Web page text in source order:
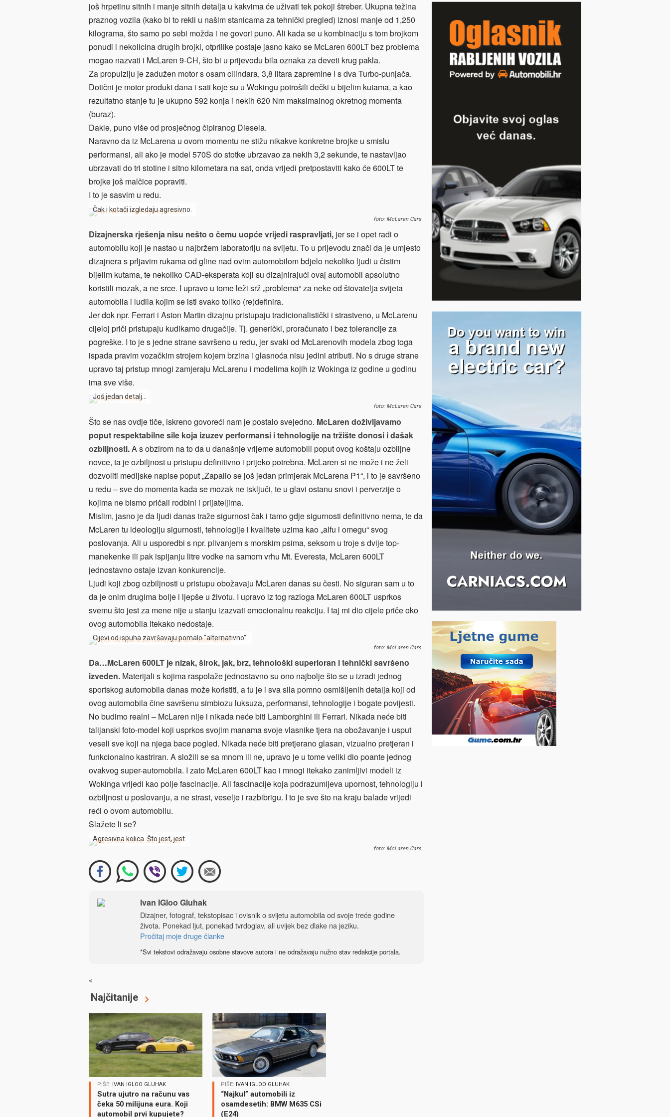
još hrpetinu sitnih i manje sitnih detalja u kakvima će uživati tek pokoji štreber. Ukupna težina
praznog vozila (kako bi to rekli u našim stanicama za tehnički pregled) iznosi manje od 1,250
kilograma, što samo po sebi možda i ne govori puno. Ali kada se u kombinaciju s tom brojkom
ponudi i nekolicina drugih brojki, otprilike postaje jasno kako se McLaren 600LT bez problema
mogao nazvati i McLaren 9-CH, što bi u prijevodu bila oznaka za deveti krug pakla.
Za propulziju je zadužen motor s osam cilindara, 3,8 litara zapremine i s dva Turbo-punjača.
Dotični je motor produkt dana i sati koje su u Wokingu potrošili dečki u bijelim kutama, a kao
rezultatno stanje tu je ukupno 592 konja i nekih 620 Nm maksimalnog okretnog momenta
(buraz).
Dakle, puno više od prosječnog čipiranog Diesela.
Naravno da iz McLarena u ovom momentu ne stižu nikakve konkretne brojke u smislu
performansi, ali ako je model 570S do stotke ubrzavao za nekih 3,2 sekunde, te nastavljao
ubrzavati do tri stotine i sitno kilometara na sat, onda vrijedi pretpostaviti kako će 600LT te
brojke još malčice popraviti.
I to je sasvim u redu.
Čak i kotači izgledaju agresivno.
foto: McLaren Cars
Dizajnerska rješenja nisu nešto o čemu uopće vrijedi raspravljati, jer se i opet radi o
automobilu koji je nastao u najbržem laboratoriju na svijetu. To u prijevodu znači da je umjesto
dizajnera s prljavim rukama od gline nad ovim automobilom bdjelo nekoliko ljudi u čistim
bijelim kutama, te nekoliko CAD-eksperata koji su dizajnirajući ovaj automobil apsolutno
koristili mozak, a ne srce. I upravo u tome leži srž „problema“ za neke od štovatelja svijeta
automobila i ludila kojim se isti svako toliko (re)definira.
Jer dok npr. Ferrari i Aston Martin dizajnu pristupaju tradicionalistički i strastveno, u McLarenu
cijeloj priči pristupaju kudikamo drugačije. Tj. generički, proračunato i bez tolerancije za
pogreške. I to je s jedne strane savršeno u redu, jer svaki od McLarenovih modela zbog toga
ispada pravim vozačkim strojem kojem brzina i glasnoća nisu jedini atributi. No s druge strane
upravo taj pristup mnogi zamjeraju McLarenu i modelima kojih iz Wokinga iz godine u godinu
ima sve više.
Još jedan detalj…
foto: McLaren Cars
Što se nas ovdje tiče, iskreno govoreći nam je postalo svejedno. McLaren doživljavamo
poput respektabilne sile koja izuzev performansi i tehnologije na tržište donosi i dašak
ozbiljnosti.A s obzirom na to da u današnje vrijeme automobili poput ovog koštaju ozbiljne
novce, ta je ozbiljnost u pristupu definitivno i prijeko potrebna. McLaren si ne može i ne želi
dozvoliti medijske napise poput „Zapalio se još jedan primjerak McLarena P1“, i to je savršeno
u redu – sve do momenta kada se mozak ne isključi, te u glavi ostanu snovi i perverzije o
kojima ne bismo pričali rodbini i prijateljima.
Mislim, jasno je da ljudi danas traže sigurnost čak i tamo gdje sigurnosti definitivno nema, te da
McLaren tu ideologiju sigurnosti, tehnologije i kvalitete uzima kao „alfu i omegu“ svog
poslovanja. Ali u usporedbi s npr. plivanjem s morskim psima, seksom u troje s dvije top-
manekenke ili pak ispijanju litre vodke na samom vrhu Mt. Everesta, McLaren 600LT
jednostavno ostaje izvan konkurencije.
Ljudi koji zbog ozbiljnosti u pristupu obožavaju McLaren danas su česti. No siguran sam u to
da je onim drugima bolje i ljepše u životu. I upravo iz tog razloga McLaren 600LT usprkos
svemu što jest za mene nije u stanju izazvati emocionalnu reakciju. I taj mi dio cijele priče oko
ovog automobila itekako nedostaje.
Cijevi od ispuha završavaju pomalo “alternativno”.
foto: McLaren Cars
Da…McLaren 600LT je nizak, širok, jak, brz, tehnološki superioran i tehnički savršeno
izveden. Materijali s kojima raspolaže jednostavno su ono najbolje što se u izradi jednog
sportskog automobila danas može koristiti, a tu je i sva sila pomno osmišljenih detalja koji od
ovog automobila čine savršenu simbiozu luksuza, performansi, tehnologije i bogate povijesti.
No budimo realni – McLaren nije i nikada neće biti Lamborghini ili Ferrari. Nikada neće biti
talijanski foto-model koji usprkos svojim manama svoje vlasnike tjera na obožavanje i usput
veseli sve koji na njega bace pogled. Nikada neće biti pretjerano glasan, vizualno pretjeran i
funkcionalno kastriran. A složili se sa mnom ili ne, upravo je u tome veliki dio poante jednog
ovakvog super-automobila. I zato McLaren 600LT kao i mnogi itekako zanimljivi modeli iz
Wokinga vrijedi kao polje fascinacije. Ali fascinacije koja podrazumijeva upornost, tehnologiju i
ozbiljnost u poslovanju, a ne strast, veselje i razbibrigu. I to je sve što na kraju balade vrijedi
reći o ovom automobilu.
Slažete li se?
Agresivna kolica. Što jest, jest.
foto: McLaren Cars
Ivan IGloo Gluhak
Dizajner, fotograf, tekstopisac i ovisnik o svijetu automobila od svoje treće godine
života. Ponekad ljut, ponekad tvrdoglav, ali uvijek bez dlake na jeziku.
Pročitaj moje druge članke
*Svi tekstovi odražavaju osobne stavove autora i ne odražavaju nužno stav redakcije portala.
<
Najčitanije
PIŠE: IVAN IGLOO GLUHAK
Sutra ujutro na računu vas
čeka 50 milijuna eura. Koji
automobil prvi kupujete?
PIŠE: IVAN IGLOO GLUHAK
“Najkul” automobili iz
osamdesetih: BMW M635 CSi
(E24)